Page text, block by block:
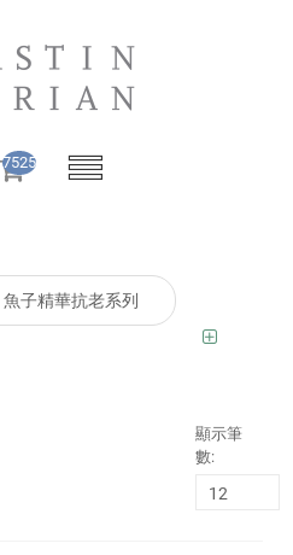
7525
魚子精華抗老系列
顯示筆
數: